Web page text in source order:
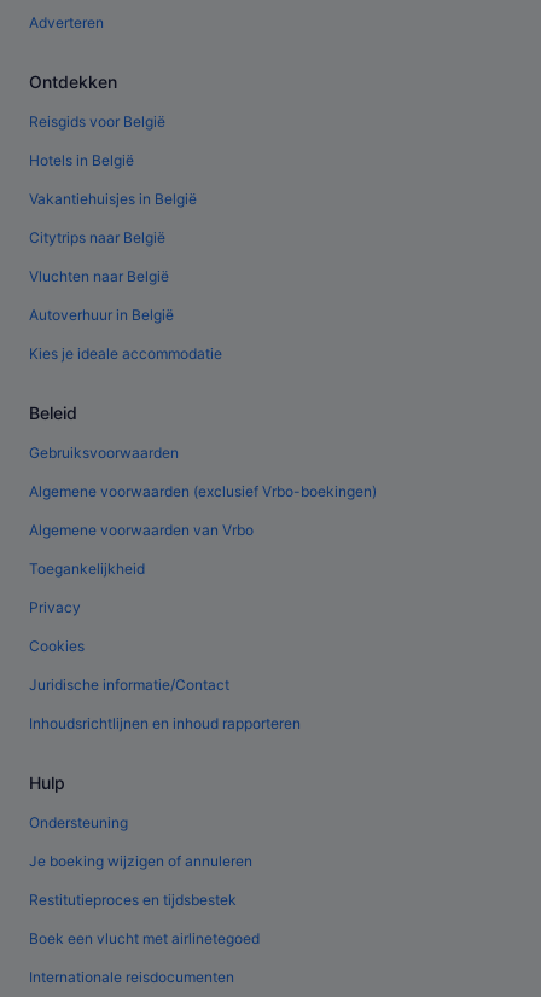
Adverteren
Ontdekken
Reisgids voor België
Hotels in België
Vakantiehuisjes in België
Citytrips naar België
Vluchten naar België
Autoverhuur in België
Kies je ideale accommodatie
Beleid
Gebruiksvoorwaarden
Algemene voorwaarden (exclusief Vrbo-boekingen)
Algemene voorwaarden van Vrbo
Toegankelijkheid
Privacy
Cookies
Juridische informatie/Contact
Inhoudsrichtlijnen en inhoud rapporteren
Hulp
Ondersteuning
Je boeking wijzigen of annuleren
Restitutieproces en tijdsbestek
Boek een vlucht met airlinetegoed
Internationale reisdocumenten